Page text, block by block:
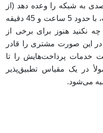
دسترسیِ 99.999 درصدی به شبکه را وعده دهد (از
لحاظ ریاضیاتی رقم متمایزی است، با حدود 5 ساعت و 45 دقیقه
نکنید هنوز برای برخی از
این صورت مشتری را قادر
خدمات پرداخت‌هایش را تا
در یک مقیاس تطبیق‌پذیر
می‌شود.